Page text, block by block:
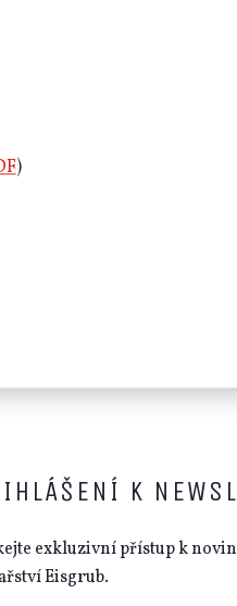
)
K
exkluzivní přístup k
Eisgrub.